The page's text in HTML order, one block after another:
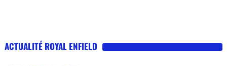
ACTUALITÉ ROYAL ENFIELD